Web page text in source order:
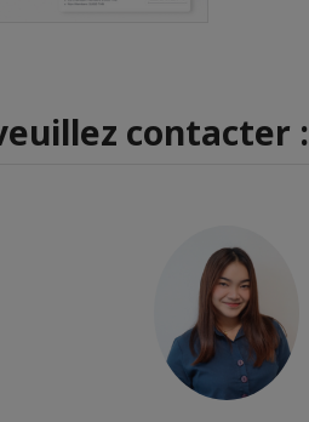
contacter :